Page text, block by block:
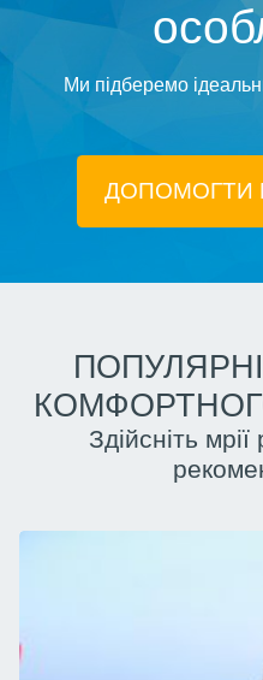
Ми підберемо
ДОПОМОГТИ
Здійсніть